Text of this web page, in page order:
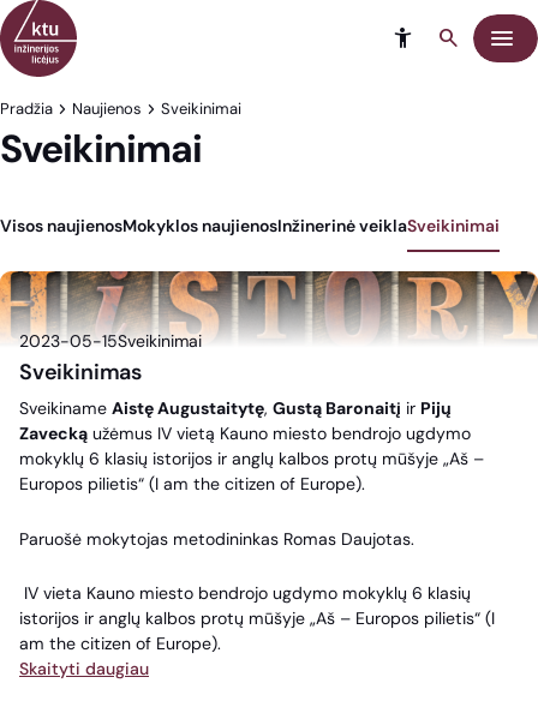
Eiti į turinį
Meniu
Pradžia Naujienos Sveikinimai
Sveikinimai
Visos naujienosMokyklos naujienosInžinerinė veiklaSveikinimai
2023-05-15Sveikinimai
Sveikinimas
Sveikiname Aistę Augustaitytę, Gustą Baronaitį ir Pijų
Zavecką užėmus IV vietą Kauno miesto bendrojo ugdymo
mokyklų 6 klasių istorijos ir anglų kalbos protų mūšyje „Aš –
Europos pilietis“ (I am the citizen of Europe).
Paruošė mokytojas metodininkas Romas Daujotas.
IV vieta Kauno miesto bendrojo ugdymo mokyklų 6 klasių
istorijos ir anglų kalbos protų mūšyje „Aš – Europos pilietis“ (I
am the citizen of Europe).
Skaityti daugiau